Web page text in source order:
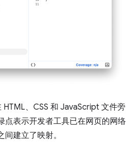
HTML、CSS 和 JavaScript 文件旁
点表示开发者工具已在网页的网络
建立了映射。